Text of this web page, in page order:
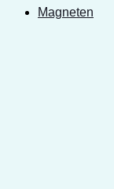
Magneten